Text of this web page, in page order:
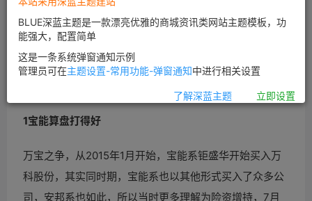
宏图昨天发完文章仔细想了想，万宝之争到现在这个节骨
眼的细节，再扫了扫全网的论点，总觉得宝能似乎是赢家
啊？
1宝能算盘打得好
万宝之争，从2015年1月开始，宝能系钜盛华开始买入万
科股份，其实同时期，宝能系也以其他形式买入了众多公
司，安邦系也如此，所以当时更多理解为险资增持，7月
BLUE深蓝主题是一款漂亮优雅的商城资讯类网站主题模板，功
能强大，配置简单
这是一条系统弹窗通知示例
管理员可在主题设置-常用功能-弹窗通知中进行相关设置
了解深蓝主题 立即设置